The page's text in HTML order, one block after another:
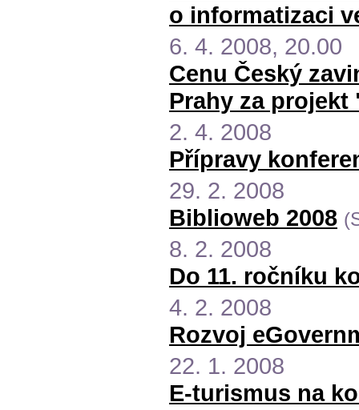
o informatizaci
6. 4. 2008, 20.00
Cenu Český
Prahy za projekt
2. 4. 2008
Přípravy
29. 2. 2008
Biblioweb 2008
8. 2. 2008
Do 11. ročníku
4. 2. 2008
Rozvoj
22. 1. 2008
E-turismus na